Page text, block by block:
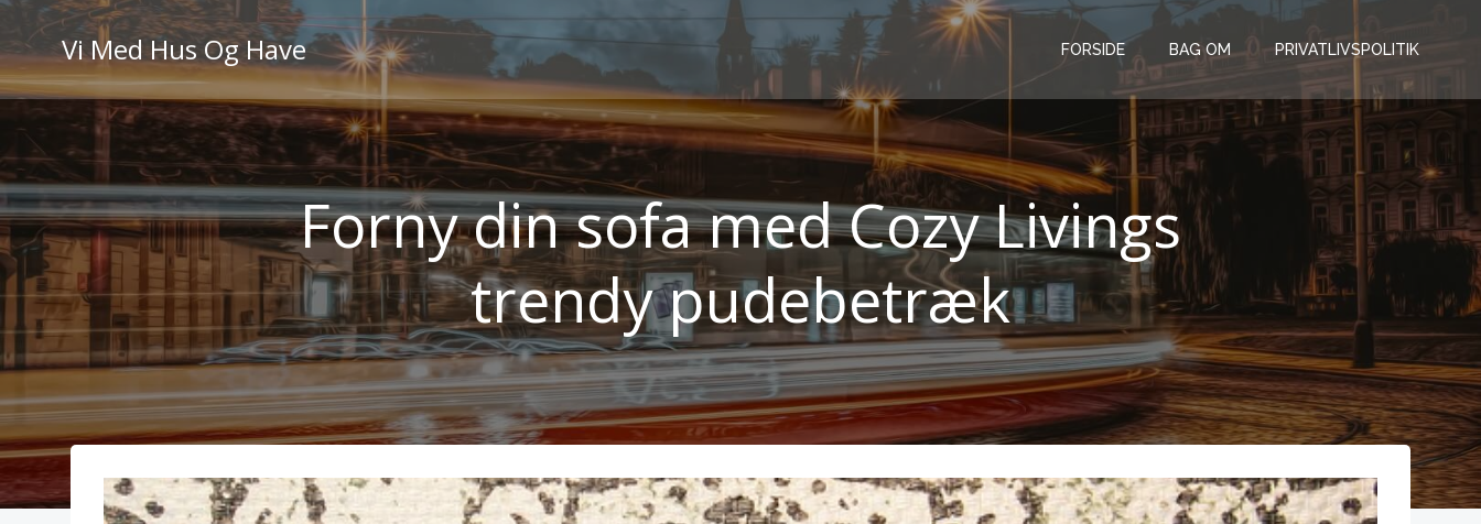
Videre
indholdVi Med Hus Og Have FORSIDE BAG OM PRIVATLIVSPOLITIK
Forny din sofa med Cozy Livings
trendy pudebetræk